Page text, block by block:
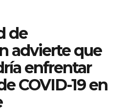
de
advierte que
enfrentar
COVID-19 en